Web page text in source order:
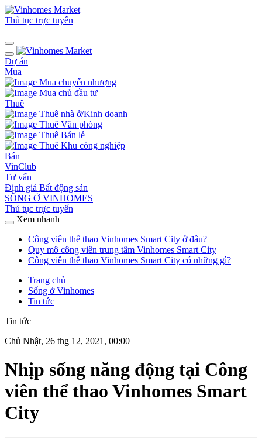
Thủ tục trực tuyến
Dự án
Mua
Mua chuyển nhượng
Mua chủ đầu tư
Thuê
Thuê nhà ở/Kinh doanh
Thuê Văn phòng
Thuê Bán lẻ
Thuê Khu công nghiệp
Bán
VinClub
Tư vấn
Định giá Bất động sản
SỐNG Ở VINHOMES
Thủ tục trực tuyến
Xem nhanh
Công viên thể thao Vinhomes Smart City ở đâu?
Quy mô công viên trung tâm Vinhomes Smart City
Công viên thể thao Vinhomes Smart City có những gì?
Trang chủ
Sống ở Vinhomes
Tin tức
Tin tức
Chủ Nhật, 26 thg 12, 2021, 00:00
Nhịp sống năng động tại Công
viên thể thao Vinhomes Smart
City